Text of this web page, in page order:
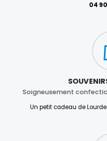
04
Soigneusement
Un petit cadeau de